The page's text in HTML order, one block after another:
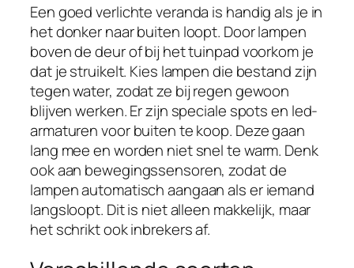
Een goed verlichte veranda is handig als je in
het donker naar buiten loopt. Door lampen
boven de deur of bij het tuinpad voorkom je
dat je struikelt. Kies lampen die bestand zijn
tegen water, zodat ze bij regen gewoon
blijven werken. Er zijn speciale spots en led-
armaturen voor buiten te koop. Deze gaan
lang mee en worden niet snel te warm. Denk
ook aan bewegingssensoren, zodat de
lampen automatisch aangaan als er iemand
langsloopt. Dit is niet alleen makkelijk, maar
het schrikt ook inbrekers af.